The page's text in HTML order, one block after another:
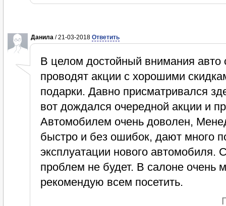
Данила / 21-03-2018 Ответить
В целом достойный внимания авто
проводят акции с хорошими
подарки. Давно присматривался
вот дождался очередной акции и
Автомобилем очень доволен,
быстро и без ошибок, дают много
эксплуатации нового
проблем не будет. В салоне очень
рекомендую всем посетить.